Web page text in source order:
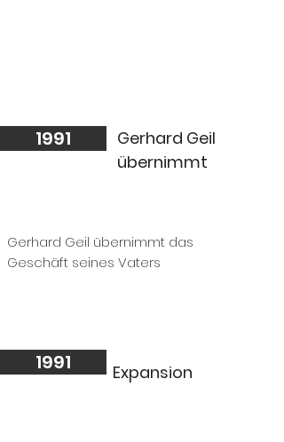
1991
Gerhard Geil
übernimmt
Gerhard Geil übernimmt das
Geschäft seines Vaters
1991 Expansion